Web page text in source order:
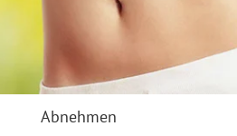
Abnehmen